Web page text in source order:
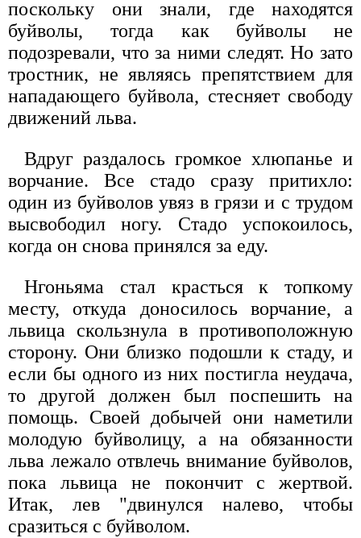
поскольку они знали, где находятся
буйволы, тогда как буйволы не
подозревали, что за ними следят. Но зато
тростник, не являясь препятствием для
нападающего буйвола, стесняет свободу
движений льва.
Вдруг раздалось громкое хлюпанье и
ворчание. Все стадо сразу притихло:
один из буйволов увяз в грязи и с трудом
высвободил ногу. Стадо успокоилось,
когда он снова принялся за еду.
Нгоньяма стал красться к топкому
месту, откуда доносилось ворчание, а
львица скользнула в противоположную
сторону. Они близко подошли к стаду, и
если бы одного из них постигла неудача,
то другой должен был поспешить на
помощь. Своей добычей они наметили
молодую буйволицу, а на обязанности
льва лежало отвлечь внимание буйволов,
пока львица не покончит с жертвой.
Итак, лев "двинулся налево, чтобы
сразиться с буйволом.